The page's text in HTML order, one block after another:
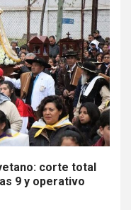
corte total
9 y operativo